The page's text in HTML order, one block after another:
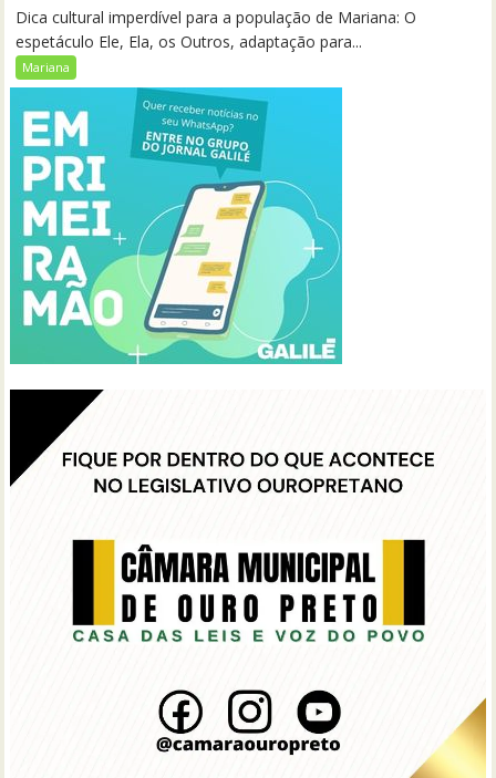
Dica cultural imperdível para a população de Mariana: O
espetáculo Ele, Ela, os Outros, adaptação para...
Mariana